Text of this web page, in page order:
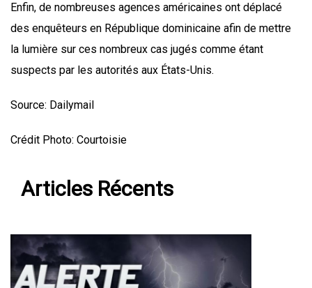
Enfin, de nombreuses agences américaines ont déplacé
des enquêteurs en République dominicaine afin de mettre
la lumière sur ces nombreux cas jugés comme étant
suspects par les autorités aux États-Unis.
Source: Dailymail
Crédit Photo: Courtoisie
Articles Récents